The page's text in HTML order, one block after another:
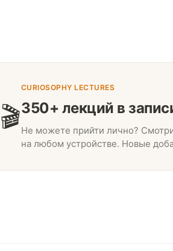
🎬
CURIOSOPHY LECTURES
350+ лекций в
Не можете прийти лично?
на любом устройстве. Новые